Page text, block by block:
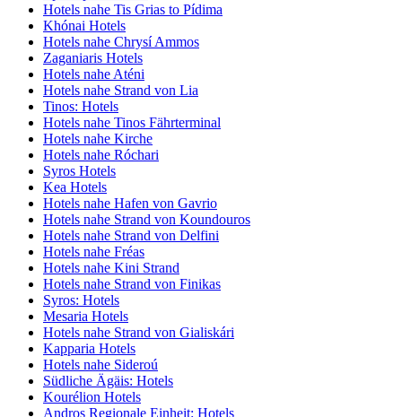
Hotels nahe Tis Grias to Pídima
Khónai Hotels
Hotels nahe Chrysí Ammos
Zaganiaris Hotels
Hotels nahe Aténi
Hotels nahe Strand von Lia
Tinos: Hotels
Hotels nahe Tinos Fährterminal
Hotels nahe Kirche
Hotels nahe Róchari
Syros Hotels
Kea Hotels
Hotels nahe Hafen von Gavrio
Hotels nahe Strand von Koundouros
Hotels nahe Strand von Delfini
Hotels nahe Fréas
Hotels nahe Kini Strand
Hotels nahe Strand von Finikas
Syros: Hotels
Mesaria Hotels
Hotels nahe Strand von Gialiskári
Kapparia Hotels
Hotels nahe Sideroú
Südliche Ägäis: Hotels
Kourélion Hotels
Andros Regionale Einheit: Hotels